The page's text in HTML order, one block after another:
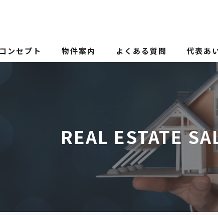
コンセプト 物件案内 よくある質問 代表あ
REAL ESTATE